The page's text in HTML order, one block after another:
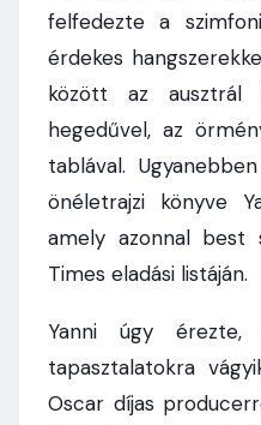
felfedezte a
érdekes
között az ausztrál
hegedűvel, az
tablával.
önéletrajzi könyve
amely azonnal
Times eladási listáján.
Yanni úgy érezte,
tapasztalatokra
Oscar díjas